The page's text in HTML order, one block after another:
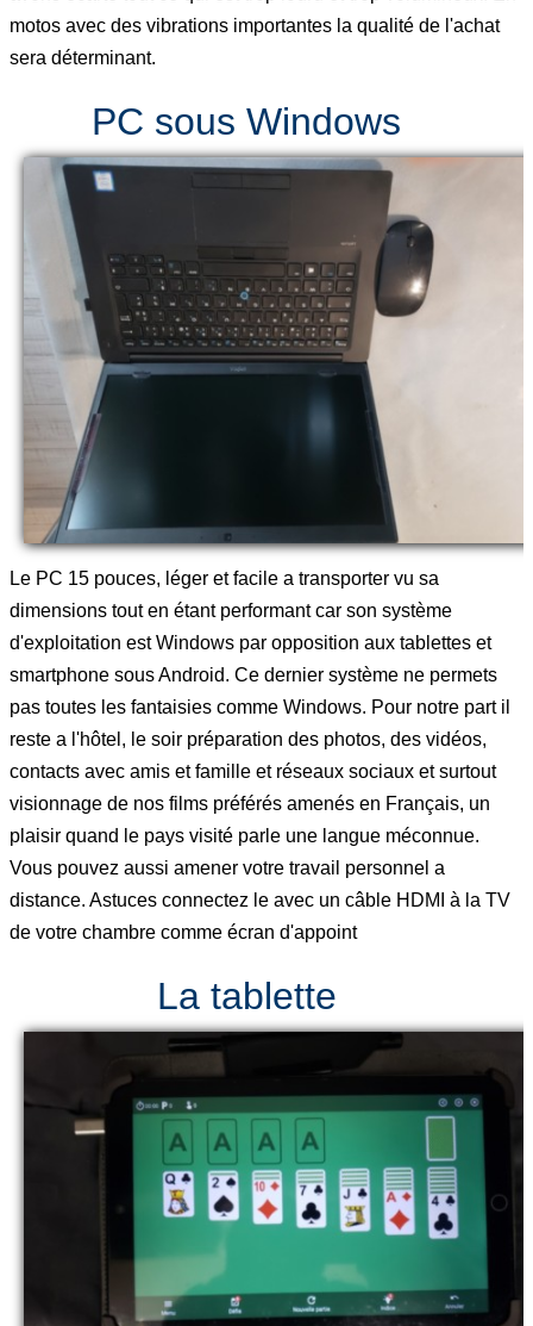
motos avec des vibrations importantes la qualité de l'achat
sera déterminant.
PC sous Windows
Le PC 15 pouces, léger et facile a transporter vu sa
dimensions tout en étant performant car son système
d'exploitation est Windows par opposition aux tablettes et
smartphone sous Android. Ce dernier système ne permets
pas toutes les fantaisies comme Windows. Pour notre part il
reste a l'hôtel, le soir préparation des photos, des vidéos,
contacts avec amis et famille et réseaux sociaux et surtout
visionnage de nos films préférés amenés en Français, un
plaisir quand le pays visité parle une langue méconnue.
Vous pouvez aussi amener votre travail personnel a
distance. Astuces connectez le avec un câble HDMI à la TV
de votre chambre comme écran d'appoint
La tablette